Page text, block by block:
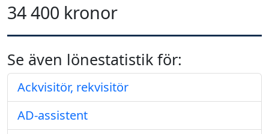
34 400 kronor
Se även lönestatistik för:
Ackvisitör, rekvisitör
AD-assistent